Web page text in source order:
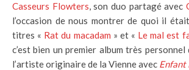
Casseurs Flowters, son duo partagé avec
l’occasion de nous montrer de quoi il
titres « Rat du macadam » et « Le mal est
c’est bien un premier album très
l’artiste originaire de la Vienne avec Enfant